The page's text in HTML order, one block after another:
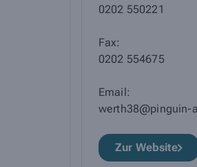
0202 550221
Fax:
0202 554675
Email:
werth38@pinguin-
Zur Website